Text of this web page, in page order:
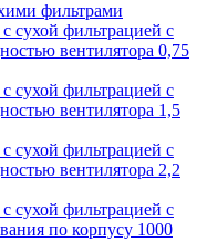
фильтрами
сухой фильтрацией с
вентилятора 0,75
сухой фильтрацией с
вентилятора 1,5
сухой фильтрацией с
вентилятора 2,2
сухой фильтрацией с
по корпусу 1000